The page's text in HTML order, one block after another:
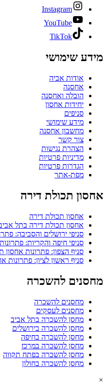
Instagram
YouTube
TikTok
מידע שימושי
אודות אביה
אחסנה
הובלה ואחסנה
יחידות אחסון
סניפים
מידע שימושי
מחשבון אחסנה
צור קשר
הצהרת נגישות
מדיניות פרטיות
הגדרות פרטיות
מפת-אתר
אחסון תכולת דירה
אחסון תכולת דירה
אחסון תכולת דירה בתל
סניפי ירושלים והסביבה:
סניפי חיפה והקריות:
סניף הצפון: פתרונות אחסון
סניף ראשון לציון: פתרונות
מחסנים להשכרה
מחסנים להשכרה
מחסנים לעסקים
מחסן להשכרה בתל אביב
מחסן להשכרה בירושלים
מחסן להשכרה בחיפה
מחסן להשכרה במרכז
מחסן להשכרה בפתח תקווה
מחסן להשכרה בחולון
×